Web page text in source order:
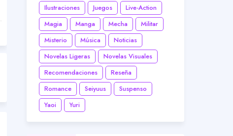
Ilustraciones
Juegos
Live-Action
Magia
Manga Mecha
Militar
Misterio
Música
Noticias
Novelas Ligeras
Novelas Visuales
Recomendaciones
Reseña
Romance
Seiyuus
Suspenso
Yaoi
Yuri